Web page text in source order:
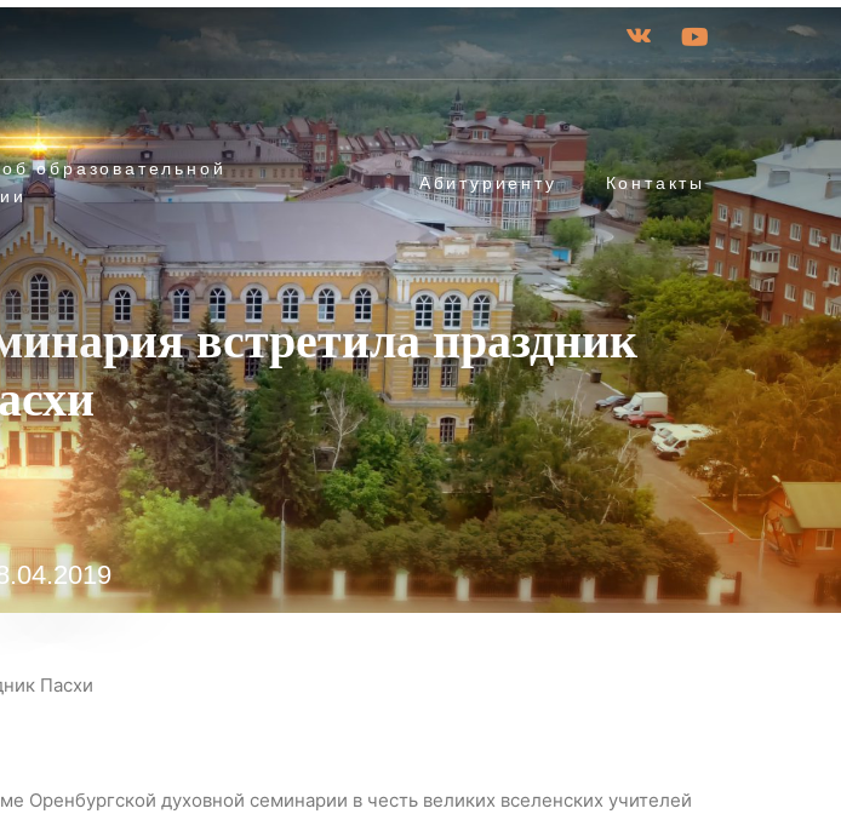
образовательной
Абитуриенту Контакты
встретила праздник
Пасхи
Оренбургской духовной семинарии в честь великих вселенских учителей